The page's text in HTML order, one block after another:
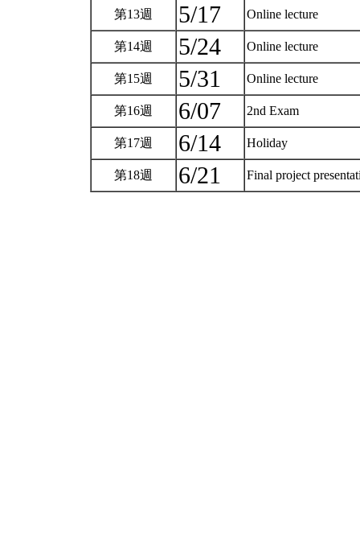
第13週 5/17 Online lecture
第14週 5/24 Online lecture
第15週 5/31 Online lecture
第16週 6/07 2nd Exam
第17週 6/14 Holiday
第18週 6/21 Final project